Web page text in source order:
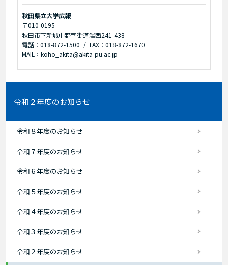
秋田県立大学広報
〒010-0195
秋田市下新城中野字街道端西241-438
電話：018-872-1500
FAX：018-872-1670
MAIL：koho_akita@akita-pu.ac.jp
令和２年度のお知らせ
令和８年度のお知らせ
令和７年度のお知らせ
令和６年度のお知らせ
令和５年度のお知らせ
令和４年度のお知らせ
令和３年度のお知らせ
令和２年度のお知らせ